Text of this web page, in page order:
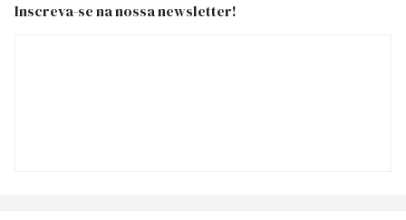
Inscreva-se na nossa newsletter!